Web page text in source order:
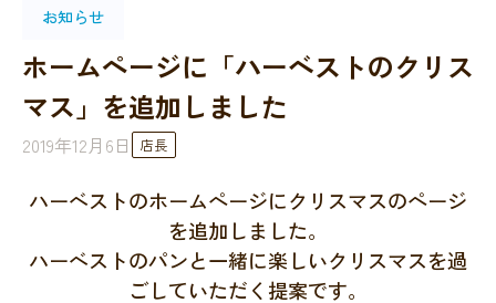
お知らせ
ホームページに「ハーベストのクリス
マス」を追加しました
2019年12月6日 店長
ハーベストのホームページにクリスマスのページ
を追加しました。
ハーベストのパンと一緒に楽しいクリスマスを過
ごしていただく提案です。